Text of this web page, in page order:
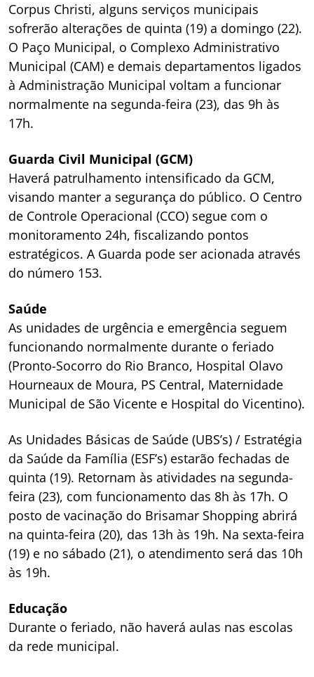
Corpus Christi, alguns serviços municipais
sofrerão alterações de quinta (19) a domingo (22).
O Paço Municipal, o Complexo Administrativo
Municipal (CAM) e demais departamentos ligados
à Administração Municipal voltam a funcionar
normalmente na segunda-feira (23), das 9h às
17h.
Guarda Civil Municipal (GCM)
Haverá patrulhamento intensificado da GCM,
visando manter a segurança do público. O Centro
de Controle Operacional (CCO) segue com o
monitoramento 24h, fiscalizando pontos
estratégicos. A Guarda pode ser acionada através
do número 153.
Saúde
As unidades de urgência e emergência seguem
funcionando normalmente durante o feriado
(Pronto-Socorro do Rio Branco, Hospital Olavo
Hourneaux de Moura, PS Central, Maternidade
Municipal de São Vicente e Hospital do Vicentino).
As Unidades Básicas de Saúde (UBS’s) / Estratégia
da Saúde da Família (ESF’s) estarão fechadas de
quinta (19). Retornam às atividades na segunda-
feira (23), com funcionamento das 8h às 17h. O
posto de vacinação do Brisamar Shopping abrirá
na quinta-feira (20), das 13h às 19h. Na sexta-feira
(19) e no sábado (21), o atendimento será das 10h
às 19h.
Educação
Durante o feriado, não haverá aulas nas escolas
da rede municipal.